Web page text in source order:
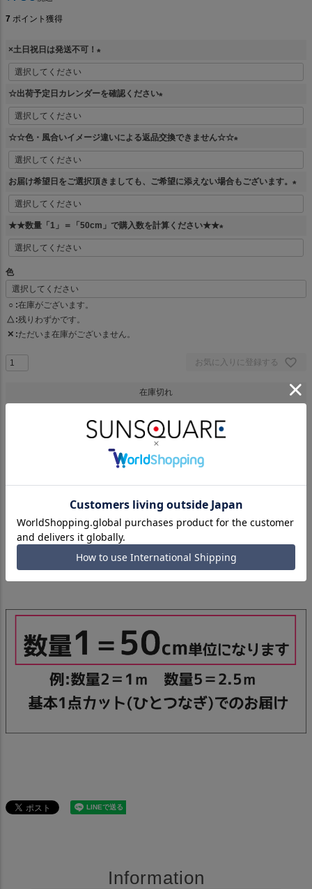
7 ポイント獲得
×土日祝日は発送不可！
必
須
☆出荷予定日カレンダーを確認ください
必
須
☆☆色・風合いイメージ違いによる返品交換できません☆☆
必
須
お届け希望日をご選択頂きましても、ご希望に添えない場合もございます。
必
★★数量「1」＝「50cm」で購入数を計算ください★★
必
色
○ 在庫がございます。
△ 残りわずかです。
✕ ただいま在庫がございません。
お気に入りに登録する
在庫切れ
例）250cm＝販売個数「5」
シャンタンは、生地の横方向に節が不規則にあらわれた平織物です。
表は控えめな光沢で裏のほうがつやがあるのも特徴。
高級感のある生地感♪フォーマルにおすすめです。
シックカラー【43013-2】も展開しています。
【スペック】混率：ポリエステル100％、巾：110cm
Information